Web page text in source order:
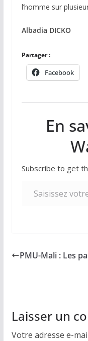
l’homme sur
Albadia DICKO
Partager :
Facebook
En
Subscribe to get
PMU-Mali : Les
Laisser un
Votre adresse e-